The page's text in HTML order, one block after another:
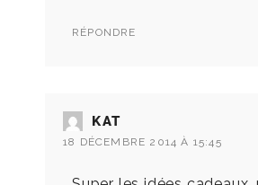
RÉPONDRE
KAT
18 DÉCEMBRE 2014 À 15:45